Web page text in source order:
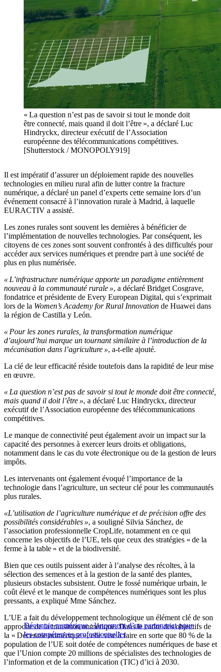
« La question n’est pas de savoir si tout le monde doit
être connecté, mais quand il doit l’être », a déclaré Luc
Hindryckx, directeur exécutif de l’Association
européenne des télécommunications compétitives.
[Shutterstock / MONOPOLY919]
Il est impératif d’assurer un déploiement rapide des nouvelles
technologies en milieu rural afin de lutter contre la fracture
numérique, a déclaré un panel d’experts cette semaine lors d’un
événement consacré à l’innovation rurale à Madrid, à laquelle
EURACTIV a assisté.
Les zones rurales sont souvent les dernières à bénéficier de
l’implémentation de nouvelles technologies. Par conséquent, les
citoyens de ces zones sont souvent confrontés à des difficultés pour
accéder aux services numériques et prendre part à une société de
plus en plus numérisée.
« L’infrastructure numérique apporte un paradigme entièrement
nouveau à la communauté rurale », a déclaré Bridget Cosgrave,
fondatrice et présidente de Every European Digital, qui s’exprimait
lors de la Women’s Academy for Rural Innovation de Huawei dans
la région de Castilla y León.
« Pour les zones rurales, la transformation numérique
d’aujourd’hui marque un tournant similaire à l’introduction de la
mécanisation dans l’agriculture », a-t-elle ajouté.
La clé de leur efficacité réside toutefois dans la rapidité de leur mise
en œuvre.
« La question n’est pas de savoir si tout le monde doit être connecté,
mais quand il doit l’être », a déclaré Luc Hindryckx, directeur
exécutif de l’Association européenne des télécommunications
compétitives.
Le manque de connectivité peut également avoir un impact sur la
capacité des personnes à exercer leurs droits et obligations,
notamment dans le cas du vote électronique ou de la gestion de leurs
impôts.
Les intervenants ont également évoqué l’importance de la
technologie dans l’agriculture, un secteur clé pour les communautés
plus rurales.
«L’utilisation de l’agriculture numérique et de précision offre des
possibilités considérables », a souligné Silvia Sánchez, de
l’association professionnelle CropLife, notamment en ce qui
concerne les objectifs de l’UE, tels que ceux des stratégies « de la
ferme à la table » et de la biodiversité.
Bien que ces outils puissent aider à l’analyse des récoltes, à la
sélection des semences et à la gestion de la santé des plantes,
plusieurs obstacles subsistent. Outre le fossé numérique urbain, le
coût élevé et le manque de compétences numériques sont les plus
pressants, a expliqué Mme Sánchez.
Décennie numérique : lancement d’un partenariat pour
les compétences professionnelles
L’UE a fait du développement technologique un élément clé de son
approche de la transition numérique. Dans le cadre des objectifs de
la « Décennie numérique », elle vise à faire en sorte que 80 % de la
population de l’UE soit dotée de compétences numériques de base et
que l’Union compte 20 millions de spécialistes des technologies de
l’information et de la communication (TIC) d’ici à 2030.